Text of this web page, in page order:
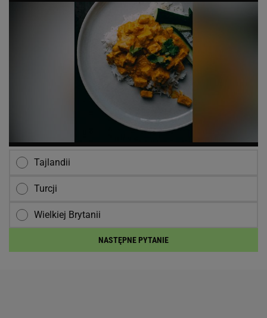
Tajlandii
Turcji
Wielkiej Brytanii
NASTĘPNE PYTANIE